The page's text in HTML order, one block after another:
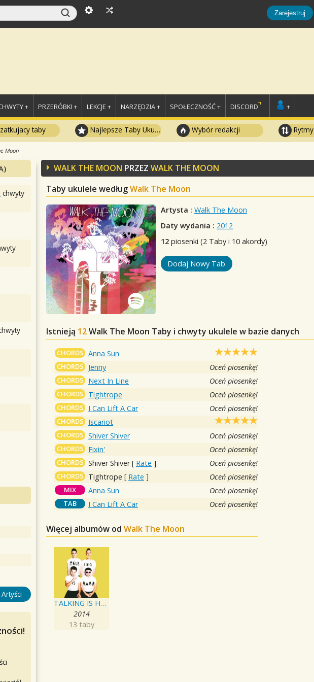
Zarejestruj
+ PRZERÓBKI + LEKCJE + NARZĘDZIA + SPOŁECZNOŚĆ + DISCORD +
taby Najlepsze Taby Ukulele Wybór redakcji Rytmy
Moon
WALK THE MOON PRZEZ WALK THE MOON
Taby ukulele wedługWalk The Moon
Artysta : Walk The Moon
Daty wydania : 2012
12 piosenki (2 Taby i 10 akordy)
Dodaj Nowy Tab
Istnieją 12Walk The Moon Taby i chwyty ukulele w bazie danych
CHORDS Anna Sun
CHORDS Jenny Oceń piosenkę!
CHORDS Next In Line Oceń piosenkę!
CHORDS Tightrope Oceń piosenkę!
CHORDS I Can Lift A Car Oceń piosenkę!
CHORDS Iscariot
CHORDS Shiver Shiver Oceń piosenkę!
CHORDS Fixin' Oceń piosenkę!
CHORDS Shiver Shiver[ Rate ] Oceń piosenkę!
CHORDS Tightrope [ Rate ] Oceń piosenkę!
MIX Anna Sun Oceń piosenkę!
TAB I Can Lift A Car Oceń piosenkę!
Więcej albumów odWalk The Moon
TALKING IS HARD
2014
13 taby
chwyty